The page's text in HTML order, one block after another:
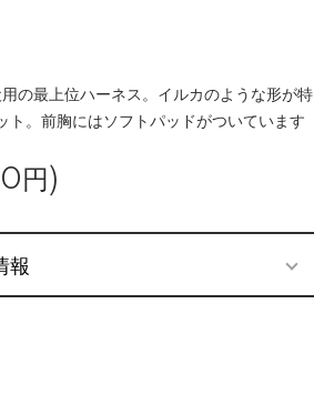
の最上位ハーネス。イルカのような形が特
ト。前胸にはソフトパッドがついています
円)
報